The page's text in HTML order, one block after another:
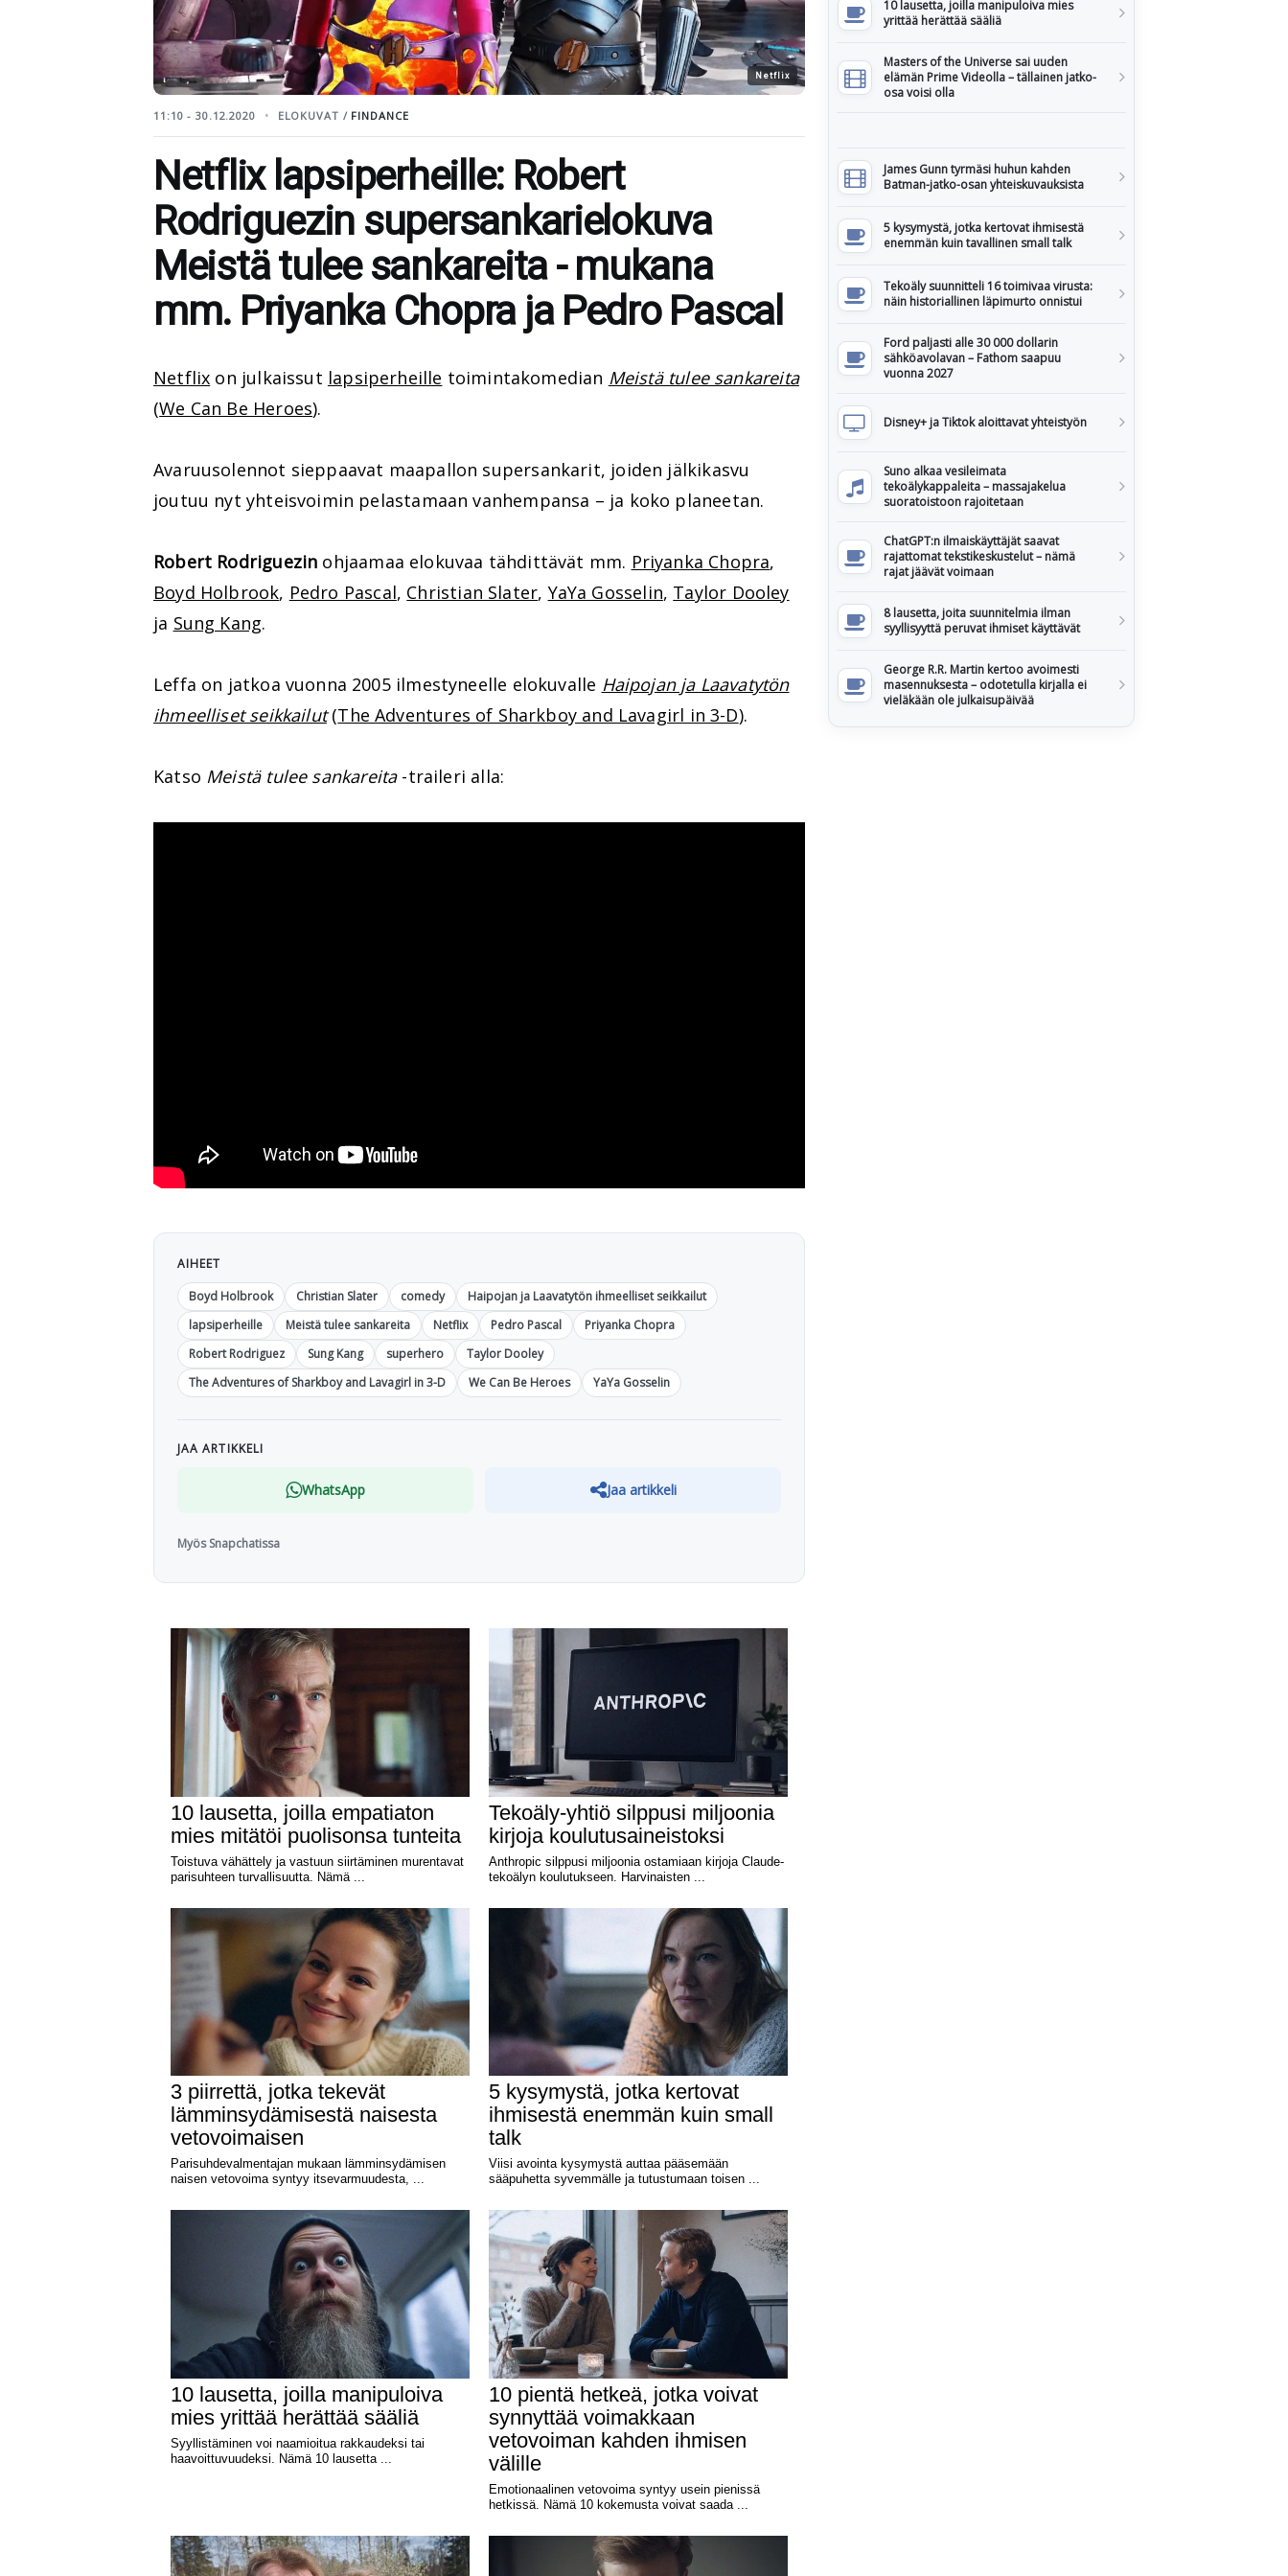
Netflix
11:10 - 30.12.2020 ELOKUVAT / FINDANCE
Netflix lapsiperheille: Robert
Rodriguezin supersankarielokuva
Meistä tulee sankareita - mukana
mm. Priyanka Chopra ja Pedro Pascal
Netflix on julkaissut lapsiperheille toimintakomedian Meistä tulee sankareita
(We Can Be Heroes).
Avaruusolennot sieppaavat maapallon supersankarit, joiden jälkikasvu
joutuu nyt yhteisvoimin pelastamaan vanhempansa – ja koko planeetan.
Robert Rodriguezin ohjaamaa elokuvaa tähdittävät mm. Priyanka Chopra,
Boyd Holbrook, Pedro Pascal, Christian Slater, YaYa Gosselin, Taylor Dooley
ja Sung Kang.
Leffa on jatkoa vuonna 2005 ilmestyneelle elokuvalle Haipojan ja Laavatytön
ihmeelliset seikkailut(The Adventures of Sharkboy and Lavagirl in 3-D).
Katso Meistä tulee sankareita-traileri alla:
AIHEET
Boyd Holbrook
Christian Slater comedy
Haipojan ja Laavatytön ihmeelliset seikkailut
lapsiperheille
Meistä tulee sankareita Netflix Pedro Pascal
Priyanka Chopra
Robert Rodriguez
Sung Kang superhero
Taylor Dooley
The Adventures of Sharkboy and Lavagirl in 3-D
We Can Be Heroes YaYa Gosselin
JAA ARTIKKELI
WhatsApp Jaa artikkeli
Myös Snapchatissa
10 lausetta, joilla manipuloiva mies
yrittää herättää sääliä
Masters of the Universe sai uuden
elämän Prime Videolla – tällainen jatko-
osa voisi olla
James Gunn tyrmäsi huhun kahden
Batman-jatko-osan yhteiskuvauksista
5 kysymystä, jotka kertovat ihmisestä
enemmän kuin tavallinen small talk
Tekoäly suunnitteli 16 toimivaa virusta:
näin historiallinen läpimurto onnistui
Ford paljasti alle 30 000 dollarin
sähköavolavan – Fathom saapuu
vuonna 2027
Disney+ ja Tiktok aloittavat yhteistyön
Suno alkaa vesileimata
tekoälykappaleita – massajakelua
suoratoistoon rajoitetaan
ChatGPT:n ilmaiskäyttäjät saavat
rajattomat tekstikeskustelut – nämä
rajat jäävät voimaan
8 lausetta, joita suunnitelmia ilman
syyllisyyttä peruvat ihmiset käyttävät
George R.R. Martin kertoo avoimesti
masennuksesta – odotetulla kirjalla ei
vieläkään ole julkaisupäivää